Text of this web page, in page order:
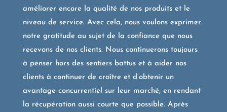
améliorer encore la qualité de nos produits et le
niveau de service. Avec cela, nous voulons exprimer
notre gratitude au sujet de la confiance que nous
recevons de nos clients. Nous continuerons toujours
à penser hors des sentiers battus et à aider nos
clients à continuer de croître et d’obtenir un
avantage concurrentiel sur leur marché, en rendant
la récupération aussi courte que possible. Après